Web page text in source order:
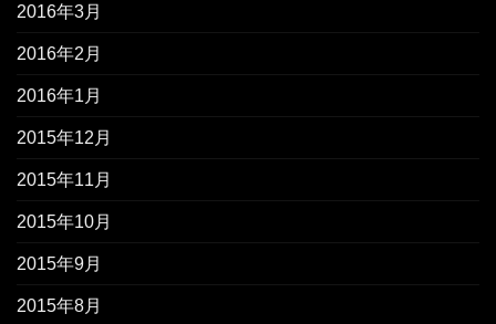
2016年3月
2016年2月
2016年1月
2015年12月
2015年11月
2015年10月
2015年9月
2015年8月